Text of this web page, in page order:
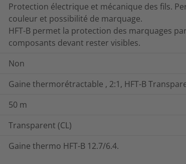
Protection électrique et mécanique des fils.
couleur et possibilité de marquage.
HFT-B permet la protection des marquages
composants devant rester visibles.
Non
Gaine thermorétractable , 2:1, HFT-B
50 m
Transparent (CL)
Gaine thermo HFT-B 12.7/6.4.